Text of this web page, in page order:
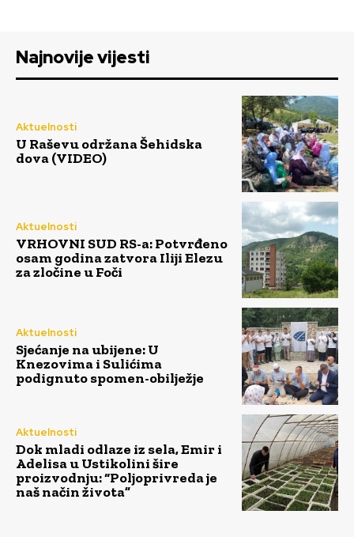
Najnovije vijesti
Aktuelnosti
U Raševu održana Šehidska
dova (VIDEO)
Aktuelnosti
VRHOVNI SUD RS-a: Potvrđeno
osam godina zatvora Iliji Elezu
za zločine u Foči
Aktuelnosti
Sjećanje na ubijene: U
Knezovima i Sulićima
podignuto spomen-obilježje
Aktuelnosti
Dok mladi odlaze iz sela, Emir i
Adelisa u Ustikolini šire
proizvodnju: “Poljoprivreda je
naš način života”